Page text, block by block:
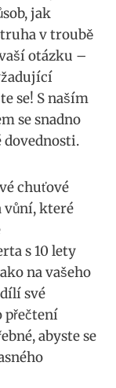
jak
v troubě
otázku –
se!​ S naším
se snadno
chuťové
⁣vůní, které
s‌ 10 lety⁤
​na vašeho
své
přečtení
⁤abyste se